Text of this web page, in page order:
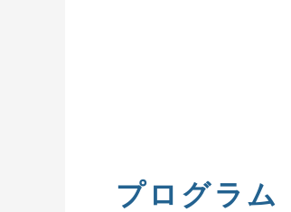
プログラム